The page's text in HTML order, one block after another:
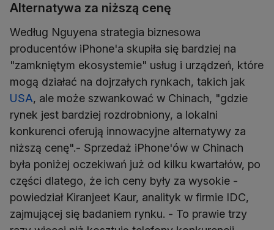
Alternatywa za niższą cenę
Według Nguyena strategia biznesowa
producentów iPhone'a skupiła się bardziej na
"zamkniętym ekosystemie" usług i urządzeń, które
mogą działać na dojrzałych rynkach, takich jak
USA, ale może szwankować w Chinach, "gdzie
rynek jest bardziej rozdrobniony, a lokalni
konkurenci oferują innowacyjne alternatywy za
niższą cenę".- Sprzedaż iPhone'ów w Chinach
była poniżej oczekiwań już od kilku kwartałów, po
części dlatego, że ich ceny były za wysokie -
powiedział Kiranjeet Kaur, analityk w firmie IDC,
zajmującej się badaniem rynku. - To prawie trzy